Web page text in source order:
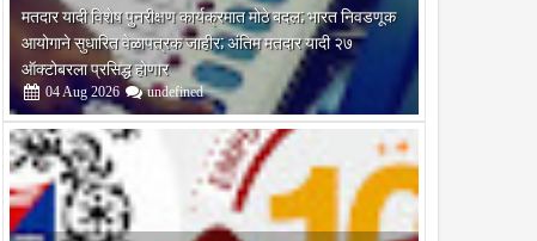
मतदार यादी विशेष पुनरीक्षण कार्यक्रमात मोठे बदल; भारत निवडणूक
आयोगाने सुधारित वेळापत्रक जाहीर; अंतिम मतदार यादी २७
ऑक्टोबरला प्रसिद्ध होणार
04 Aug 2026 undefined